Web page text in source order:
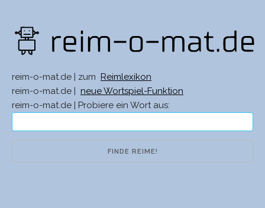
reim-o-mat.de | zum
Reimlexikon
reim-o-mat.de |
neue Wortspiel-Funktion
reim-o-mat.de | Probiere ein Wort aus: